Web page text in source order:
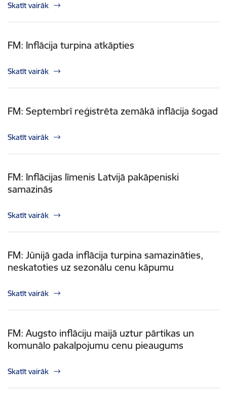
Skatīt vairāk
FM: Inflācija turpina atkāpties
Skatīt vairāk
FM: Septembrī reģistrēta zemākā inflācija šogad
Skatīt vairāk
FM: Inflācijas līmenis Latvijā pakāpeniski
samazinās
Skatīt vairāk
FM: Jūnijā gada inflācija turpina samazināties,
neskatoties uz sezonālu cenu kāpumu
Skatīt vairāk
FM: Augsto inflāciju maijā uztur pārtikas un
komunālo pakalpojumu cenu pieaugums
Skatīt vairāk